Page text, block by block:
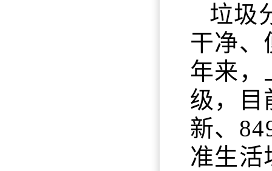
垃圾
干净、
年来，
级，目
新、
准生活